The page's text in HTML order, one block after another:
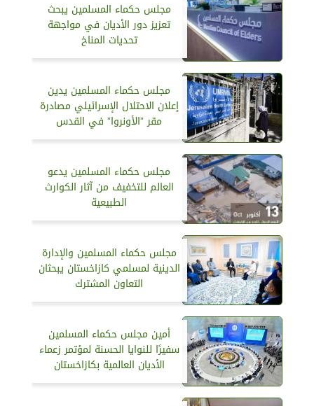
مجلس حكماء المسلمين يبحث
تعزيز دور الأديان في مواجهة
تحديات المناخ
مجلس حكماء المسلمين يدين
إعلان الاحتلال الإسرائيلي مصادرة
مقر ”الأونروا” في القدس
مجلس حكماء المسلمين يدعو
العالم للتخفيف من آثار الكوارث
الطبيعية
مجلس حكماء المسلمين والإدارة
الدينية لمسلمي كازاخستان يبحثان
التعاون المشترك
أمين مجلس حكماء المسلمين
سفيرًا للنوايا الحسنة لمؤتمر زعماء
الأديان العالمية بكازاخستان